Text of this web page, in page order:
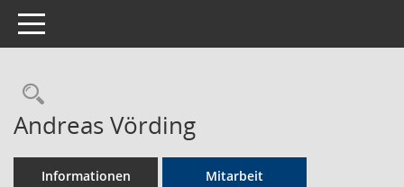
Toggle navigation
Rechercheauswahl
Andreas Vörding
Informationen Mitarbeit